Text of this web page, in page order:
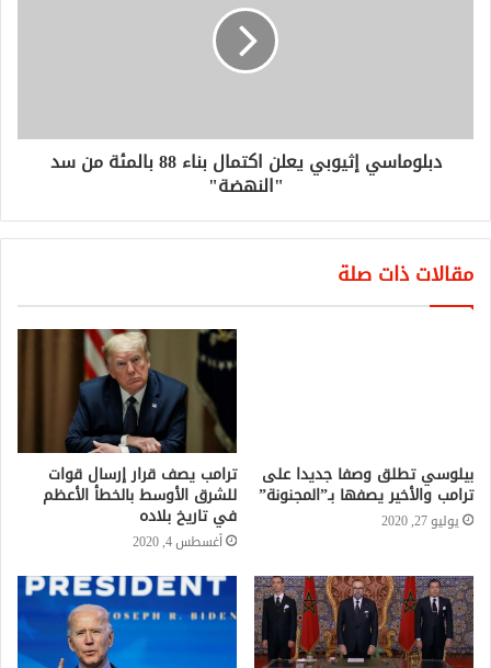
دبلوماسي إثيوبي يعلن اكتمال بناء 88 بالمئة من سد
"النهضة"
مقالات ذات صلة
ترامب يصف قرار إرسال قوات
للشرق الأوسط بالخطأ الأعظم
في تاريخ بلاده
أغسطس 4, 2020